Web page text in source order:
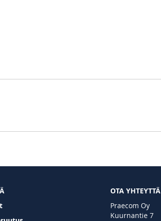
OTA YHTEYTTÄ
Praecom Oy
Kuurnantie 7